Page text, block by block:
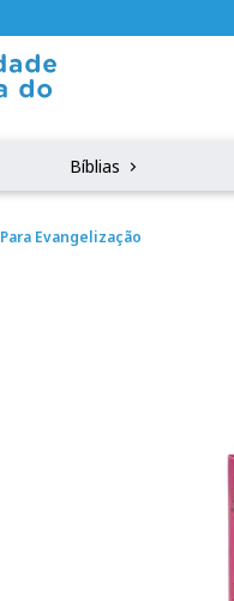
Bíblias
Para Evangelização